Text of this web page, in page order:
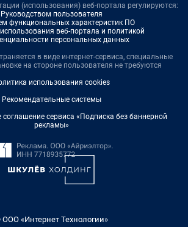
(использования) веб-портала регулируются:
Руководством пользователя
функциональных характеристик ПО
веб-портала и политикой
персональных данных
в виде интернет-сервиса, специальные
на стороне пользователя не требуются
использования cookies
Рекомендательные системы
соглашение сервиса «Подписка без баннерной
рекламы»
«Интернет Технологии»